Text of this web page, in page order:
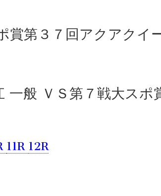
賞第３７回アクアクイ
般 ＶＳ第７戦大スポ
11R 12R